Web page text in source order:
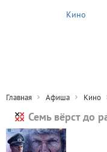
Кино
Главная Афиша Кино
Семь вёрст до